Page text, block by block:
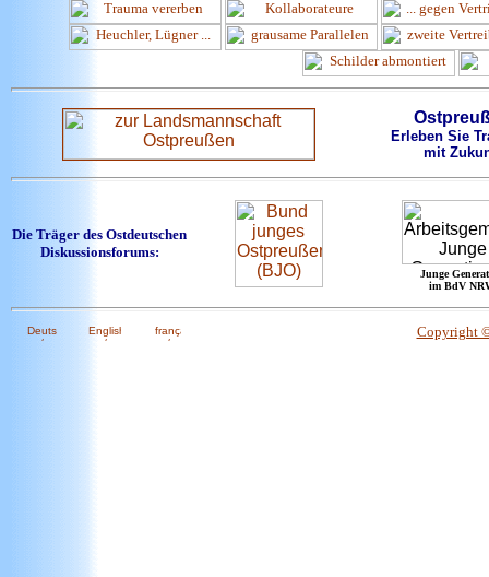
Erleben Sie
mit
Die Träger des Ostdeutschen
Diskussionsforums:
Junge
im BdV
Copyright